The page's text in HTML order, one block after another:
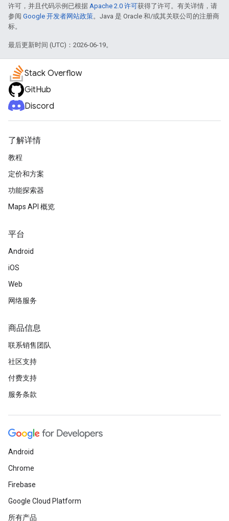
许可，并且代码示例已根据 Apache 2.0 许可获得了许可。有关详情，请
参阅 Google 开发者网站政策。Java 是 Oracle 和/或其关联公司的注册商
标。
最后更新时间 (UTC)：2026-06-19。
Stack Overflow
GitHub
Discord
了解详情
教程
定价和方案
功能探索器
Maps API 概览
平台
Android
iOS
Web
网络服务
商品信息
联系销售团队
社区支持
付费支持
服务条款
Android
Chrome
Firebase
Google Cloud Platform
所有产品